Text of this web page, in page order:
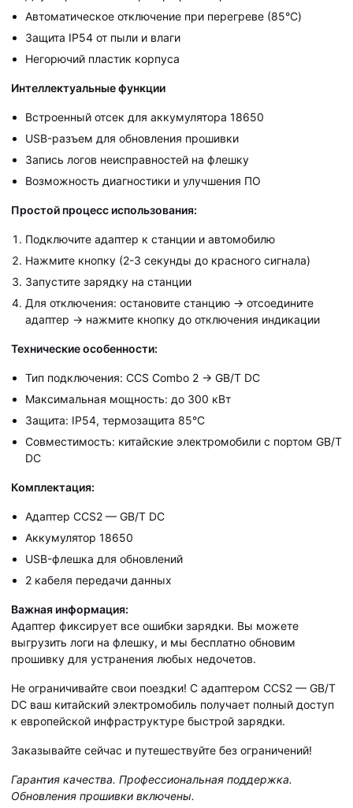
Автоматическое отключение при перегреве (85°C)
Защита IP54 от пыли и влаги
Негорючий пластик корпуса
Интеллектуальные функции
Встроенный отсек для аккумулятора 18650
USB-разъем для обновления прошивки
Запись логов неисправностей на флешку
Возможность диагностики и улучшения ПО
Простой процесс использования:
Подключите адаптер к станции и автомобилю
Нажмите кнопку (2-3 секунды до красного сигнала)
Запустите зарядку на станции
Для отключения: остановите станцию → отсоедините
адаптер → нажмите кнопку до отключения индикации
Технические особенности:
Тип подключения: CCS Combo 2 → GB/T DC
Максимальная мощность: до 300 кВт
Защита: IP54, термозащита 85°C
Совместимость: китайские электромобили с портом GB/T
DC
Комплектация:
Адаптер CCS2 — GB/T DC
Аккумулятор 18650
USB-флешка для обновлений
2 кабеля передачи данных
Важная информация:
Адаптер фиксирует все ошибки зарядки. Вы можете
выгрузить логи на флешку, и мы бесплатно обновим
прошивку для устранения любых недочетов.
Не ограничивайте свои поездки! С адаптером CCS2 — GB/T
DC ваш китайский электромобиль получает полный доступ
к европейской инфраструктуре быстрой зарядки.
Заказывайте сейчас и путешествуйте без ограничений!
Гарантия качества. Профессиональная поддержка.
Обновления прошивки включены.